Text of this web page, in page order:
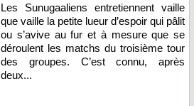
Les Sunugaaliens entretiennent vaille
que vaille la petite lueur d’espoir qui pâlit
ou s’avive au fur et à mesure que se
déroulent les matchs du troisième tour
des groupes. C’est connu, après
deux...